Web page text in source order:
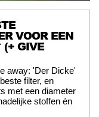
VOOR EEN
(+ GIVE
away: 'Der Dicke'
filter, en
met een diameter
stoffen én